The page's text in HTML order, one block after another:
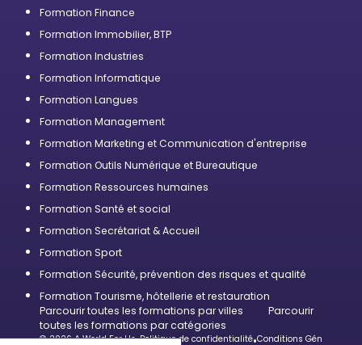
Formation Finance
Formation Immobilier, BTP
Formation Industries
Formation Informatique
Formation Langues
Formation Management
Formation Marketing et Communication d'entreprise
Formation Outils Numérique et Bureautique
Formation Ressources humaines
Formation Santé et social
Formation Secrétariat & Accueil
Formation Sport
Formation Sécurité, prévention des risques et qualité
Formation Tourisme, hôtellerie et restauration
Parcourir toutes les formations par villes
Parcourir
toutes les formations par catégories
© 2026 A World For Us•Politique de confidentialité•Conditions Générales